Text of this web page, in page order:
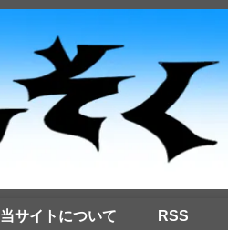
当サイトについて RSS